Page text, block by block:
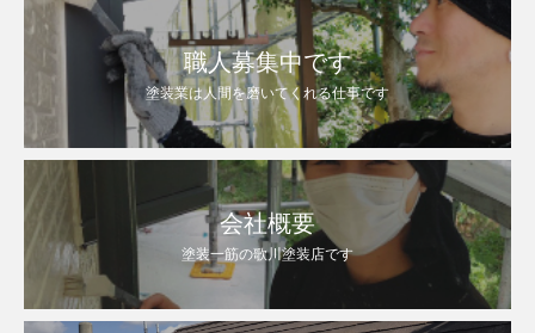
職人募集中です
塗装業は人間を磨いてくれる仕事です
会社概要
塗装一筋の歌川塗装店です